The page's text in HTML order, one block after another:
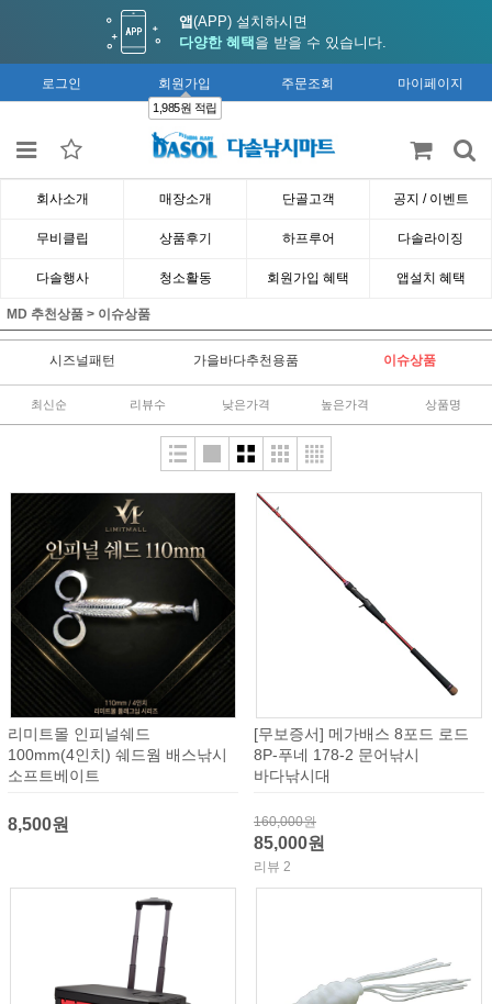
앱(APP) 설치하시면
다양한 혜택 을 받을 수 있습니다.
로그인 회원가입
1,985원 적립
주문조회 마이페이지
회사소개 매장소개 단골고객 공지 / 이벤트
무비클립 상품후기 하프루어 다솔라이징
다솔행사 청소활동 회원가입 혜택 앱설치 혜택
MD 추천상품 > 이슈상품
시즈널패턴 가을바다추천용품 이슈상품
최신순 리뷰수 낮은가격 높은가격 상품명
리미트몰 인피널쉐드
100mm(4인치) 쉐드웜 배스낚시
소프트베이트
8,500원
[무보증서] 메가배스 8포드 로드
8P-푸네 178-2 문어낚시
바다낚시대
160,000원
85,000원
리뷰 2